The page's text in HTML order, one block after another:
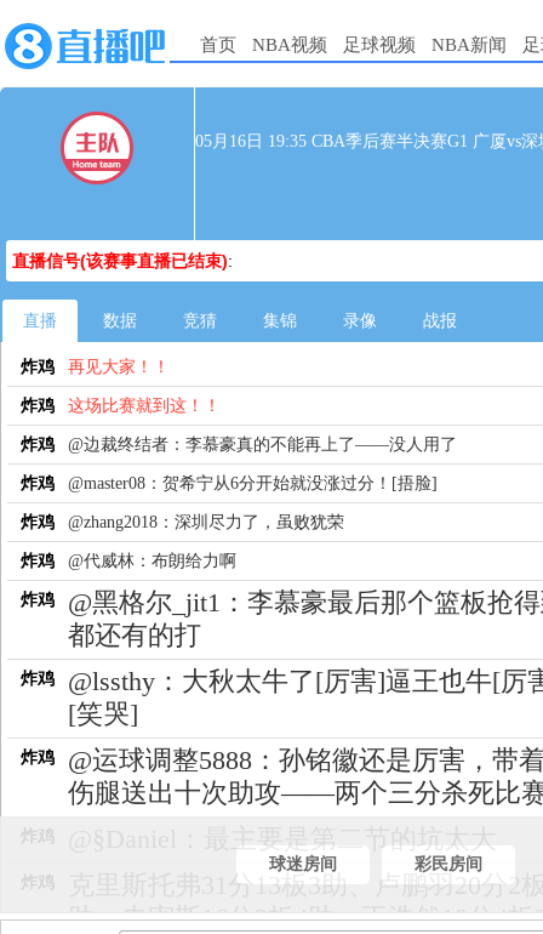
首页 NBA视频 足球视频 NBA新闻
05月16日 19:35 CBA季后赛半决赛G1 广厦vs深
直播信号(该赛事直播已结束):
直播 数据 竞猜 集锦 录像 战报
炸鸡 再见大家！！
炸鸡 这场比赛就到这！！
炸鸡 @边裁终结者：李慕豪真的不能再上了——没人用了
炸鸡 @master08：贺希宁从6分开始就没涨过分！[捂脸]
炸鸡 @zhang2018：深圳尽力了，虽败犹荣
炸鸡 @代威林：布朗给力啊
炸鸡
@黑格尔_jit1：李慕豪最后那个篮板抢
都还有的打
炸鸡
@lssthy：大秋太牛了[厉害]逼王也牛[厉
[笑哭]
炸鸡
@运球调整5888：孙铭徽还是厉害，带
伤腿送出十次助攻——两个三分杀死比
炸鸡 @§Daniel：最主要是第二节的坑太大
炸鸡
克里斯托弗31分13板3助、卢鹏羽20分2
助、史密斯16分2板4助、王浩然10分4板
球迷房间 彩民房间